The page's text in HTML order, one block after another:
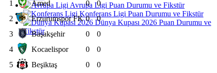
Avrupa Ligi Puan Durumu ve Fikstür
Konferans Ligi Puan Durumu ve Fikstür
Dünya Kupası 2026 Puan Durumu ve
Fikstür
1
Amed 0
0
2
Erzurumspor FK 0
0
3
Başakşehir 0
0
4
Kocaelispor 0
0
5
Beşiktaş 0
0